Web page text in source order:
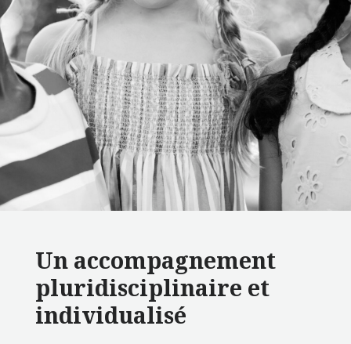
Un accompagnement
pluridisciplinaire et
individualisé